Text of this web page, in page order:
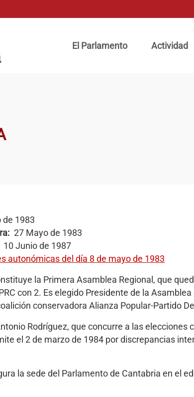
El Parlamento
Actividad
de 1983
27 Mayo de 1983
10 Junio de 1987
autonómicas del día 8 de mayo de 1983
la Primera Asamblea Regional, que
con 2. Es elegido Presidente de la
conservadora Alianza Popular-Partido
Rodríguez, que concurre a las elecciones
el 2 de marzo de 1984 por discrepancias
la sede del Parlamento de Cantabria en el